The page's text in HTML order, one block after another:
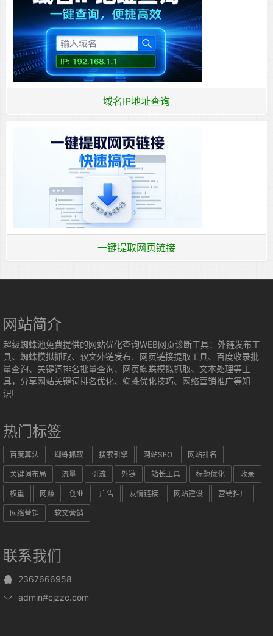
域名IP地址查询
一键提取网页链接
网站简介
超级蜘蛛池免费提供的网站优化查询WEB网页诊断工具：外链发布工
具、蜘蛛模拟抓取、软文外链发布、网页链接提取工具、百度收录批
量查询、关键词排名批量查询、网页蜘蛛模拟抓取、文本处理等工
具，分享网站关键词排名优化、蜘蛛优化技巧、网络营销推广等知
识!
热门标签
百度算法 蜘蛛抓取 搜索引擎 网站SEO 网站排名
关键词布局 流量 引流 外链 站长工具 标题优化 收录
权重 网赚 创业 广告 友情链接 网站建设 营销推广
网络营销 软文营销
联系我们
2367666958
admin#cjzzc.com